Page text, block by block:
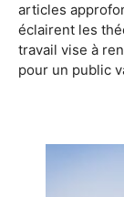
articles
éclairent les
travail vise à
pour un public